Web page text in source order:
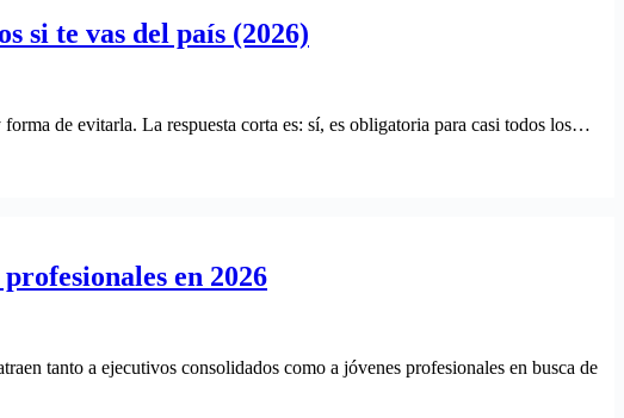
si te vas del país (2026)
de evitarla. La respuesta corta es: sí, es obligatoria para casi todos los…
en 2026
tanto a ejecutivos consolidados como a jóvenes profesionales en busca de